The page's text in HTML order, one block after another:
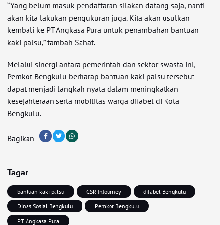
“Yang belum masuk pendaftaran silakan datang saja, nanti
akan kita lakukan pengukuran juga. Kita akan usulkan
kembali ke PT Angkasa Pura untuk penambahan bantuan
kaki palsu,” tambah Sahat.
Melalui sinergi antara pemerintah dan sektor swasta ini,
Pemkot Bengkulu berharap bantuan kaki palsu tersebut
dapat menjadi langkah nyata dalam meningkatkan
kesejahteraan serta mobilitas warga difabel di Kota
Bengkulu.
Bagikan
Tagar
bantuan kaki palsu CSR InJourney
difabel Bengkulu
Dinas Sosial Bengkulu
Pemkot Bengkulu
PT Angkasa Pura